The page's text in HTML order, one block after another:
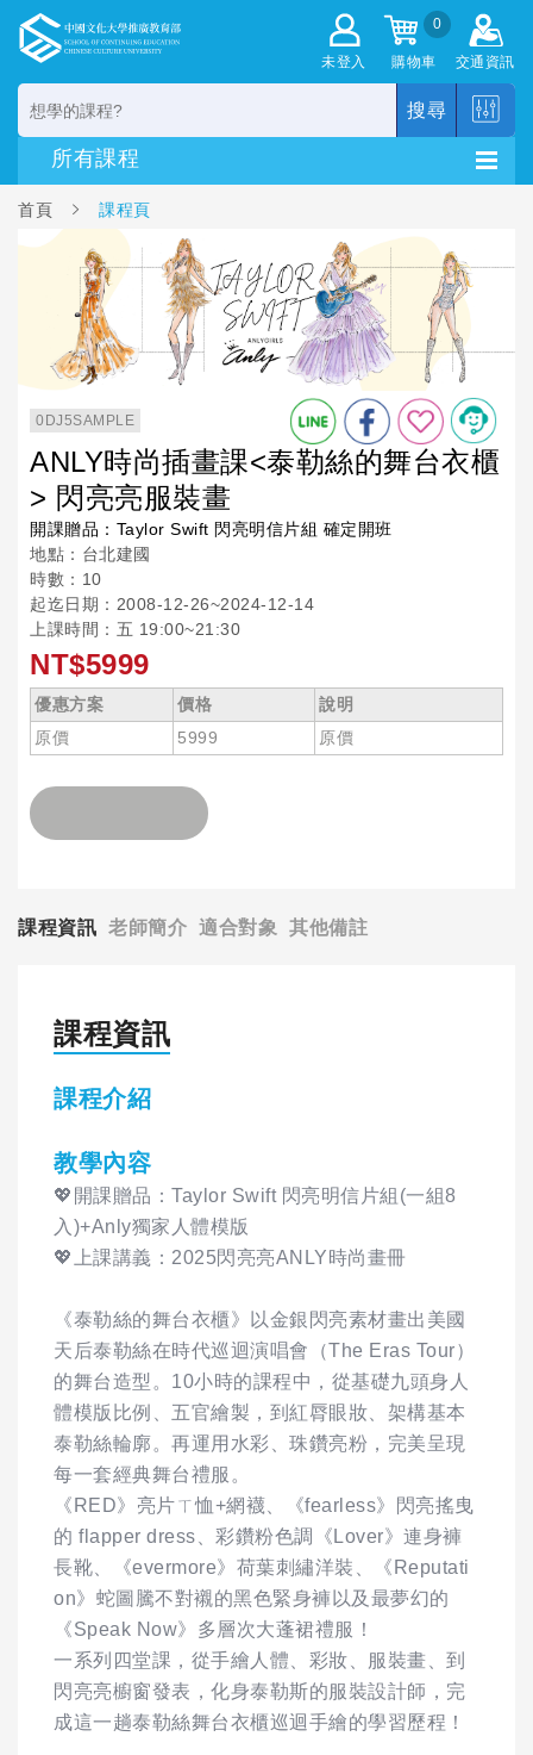
未登入
0
購物車 交通資訊
搜尋
首頁 課程頁
0DJ5SAMPLE
ANLY時尚插畫課<泰勒絲的舞台衣櫃
> 閃亮亮服裝畫
開課贈品：Taylor Swift 閃亮明信片組 確定開班
地點：台北建國
時數：10
起迄日期：2008-12-26~2024-12-14
上課時間：五 19:00~21:30
NT$5999
優惠方案 價格
說明
原價
5999 原價
課程資訊 老師簡介 適合對象 其他備註
課程資訊
課程介紹
教學內容
💖開課贈品：Taylor Swift 閃亮明信片組(一組8
入)+Anly獨家人體模版
💖上課講義：2025閃亮亮ANLY時尚畫冊
《泰勒絲的舞台衣櫃》以金銀閃亮素材畫出美國
天后泰勒絲在時代巡迴演唱會（The Eras Tour）
的舞台造型。10小時的課程中，從基礎九頭身人
體模版比例、五官繪製，到紅脣眼妝、架構基本
泰勒絲輪廓。再運用水彩、珠鑽亮粉，完美呈現
每一套經典舞台禮服。
《RED》亮片ㄒ恤+網襪、《fearless》閃亮搖曳
的 flapper dress、彩鑽粉色調《Lover》連身褲
長靴、《evermore》荷葉刺繡洋裝、《Reputati
on》蛇圖騰不對襯的黑色緊身褲以及最夢幻的
《Speak Now》多層次大蓬裙禮服！
一系列四堂課，從手繪人體、彩妝、服裝畫、到
閃亮亮櫥窗發表，化身泰勒斯的服裝設計師，完
成這一趟泰勒絲舞台衣櫃巡迴手繪的學習歷程！